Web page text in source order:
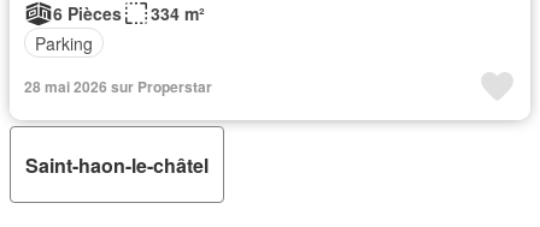
6 Pièces
334 m²
Parking
28 mai 2026 sur Properstar
Saint-haon-le-châtel